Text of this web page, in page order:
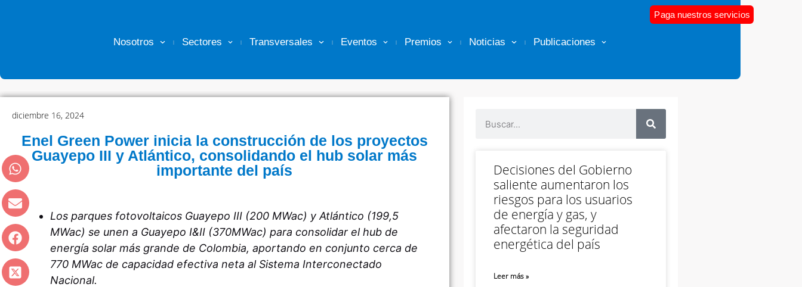
Nosotros Sectores Transversales Eventos Premios Noticias Publicaciones
Paga nuestros servicios
diciembre 16, 2024
Enel Green Power inicia la construcción de los proyectos
Guayepo III y Atlántico, consolidando el hub solar más
importante del país
Los parques fotovoltaicos Guayepo III (200 MWac) y Atlántico (199,5
MWac) se unen a Guayepo I&II (370MWac) para consolidar el hub de
energía solar más grande de Colombia, aportando en conjunto cerca de
770 MWac de capacidad efectiva neta al Sistema Interconectado
Nacional.
Decisiones del Gobierno
saliente aumentaron los
riesgos para los usuarios
de energía y gas, y
afectaron la seguridad
energética del país
Leer más »